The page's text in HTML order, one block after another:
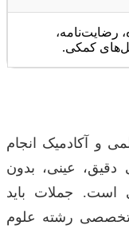
رضایت‌نامه،
کمکی.
و آکادمیک انجام
دقیق، عینی، بدون
است. جملات باید
تخصصی رشته علوم